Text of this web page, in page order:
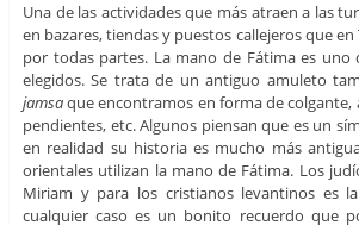
Una de las actividades que más atraen a las
en bazares, tiendas y puestos callejeros que
por todas partes. La mano de Fátima es uno
elegidos. Se trata de un antiguo amuleto
jamsaque encontramos en forma de colgante,
pendientes, etc. Algunos piensan que es un
en realidad su historia es mucho más
orientales utilizan la mano de Fátima. Los
Miriam y para los cristianos levantinos es
cualquier caso es un bonito recuerdo que